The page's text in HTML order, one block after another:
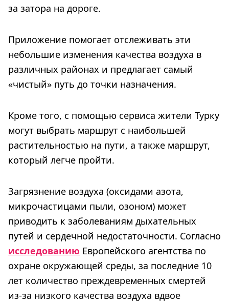
за затора на дороге.
Приложение помогает отслеживать эти
небольшие изменения качества воздуха в
различных районах и предлагает самый
«чистый» путь до точки назначения.
Кроме того, с помощью сервиса жители Турку
могут выбрать маршрут с наибольшей
растительностью на пути, а также маршрут,
который легче пройти.
Загрязнение воздуха (оксидами азота,
микрочастицами пыли, озоном) может
приводить к заболеваниям дыхательных
путей и сердечной недостаточности. Согласно
исследованию Европейского агентства по
охране окружающей среды, за последние 10
лет количество преждевременных смертей
из-за низкого качества воздуха вдвое